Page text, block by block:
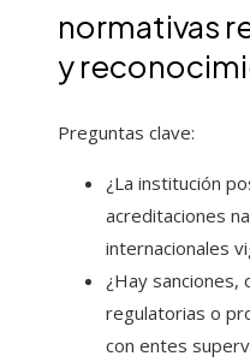
normativas
y
Preguntas clave:
¿La institución
acreditaciones
internacionales
¿Hay sanciones,
regulatorias o
con entes